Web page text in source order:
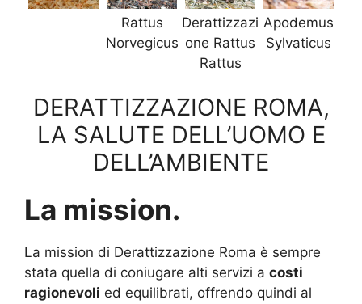
Rattus
Norvegicus
Derattizzazi
one Rattus
Rattus
Apodemus
Sylvaticus
DERATTIZZAZIONE ROMA,
LA SALUTE DELL’UOMO E
DELL’AMBIENTE
La mission.
La mission di Derattizzazione Roma è sempre
stata quella di coniugare alti servizi a costi
ragionevoli ed equilibrati, offrendo quindi al